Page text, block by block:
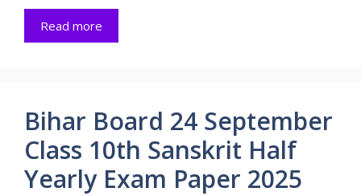
Read more
Bihar Board 24 September
Class 10th Sanskrit Half
Yearly Exam Paper 2025